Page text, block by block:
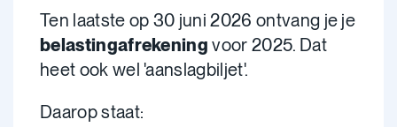
Ten laatste op 30 juni 2026 ontvang je je
belastingafrekening voor 2025. Dat
heet ook wel 'aanslagbiljet'.
Daarop staat: